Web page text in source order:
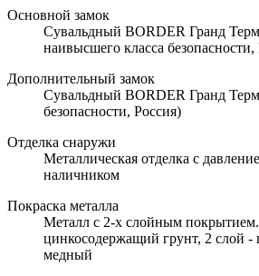
Основной замок
Сувальдный BORDER Гранд
наивысшего класса безопасности,
Дополнительный замок
Сувальдный BORDER Гранд
безопасности, Россия)
Отделка снаружи
Металлическая отделка с
наличником
Покраска металла
Металл с 2-х слойным
цинкосодержащий грунт, 2 слой
медный